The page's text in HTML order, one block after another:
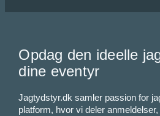
Opdag den ideelle
dine eventyr
Jagtydstyr.dk samler passion for
platform, hvor vi deler